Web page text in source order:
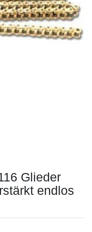
Glieder
endlos